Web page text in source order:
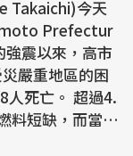
Takaichi)今天
Prefectur
震以來，高市
嚴重地區的困
料短缺，而當地